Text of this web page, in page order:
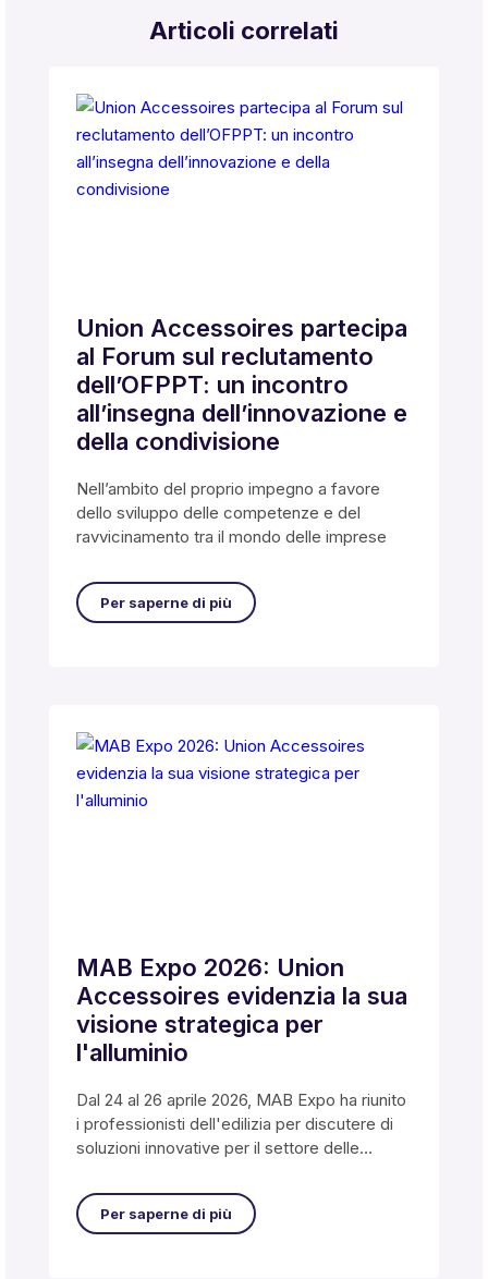
Articoli correlati
Union Accessoires partecipa
al Forum sul reclutamento
dell’OFPPT: un incontro
all’insegna dell’innovazione e
della condivisione
Nell’ambito del proprio impegno a favore
dello sviluppo delle competenze e del
ravvicinamento tra il mondo delle imprese
Per saperne di più
MAB Expo 2026: Union
Accessoires evidenzia la sua
visione strategica per
l'alluminio
Dal 24 al 26 aprile 2026, MAB Expo ha riunito
i professionisti dell'edilizia per discutere di
soluzioni innovative per il settore delle
Per saperne di più